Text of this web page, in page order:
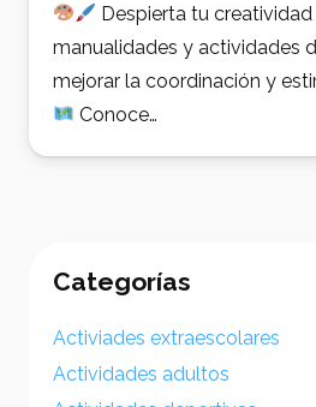
Despierta tu
manualidades y actividades
mejorar la coordinación y
Conoce…
Categorías
Activiades extraescolares
Actividades adultos